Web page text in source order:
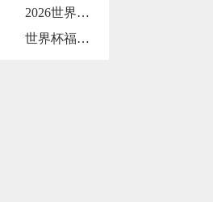
2026世界杯物流中冷链餐食的三国检疫标
世界杯福登建功